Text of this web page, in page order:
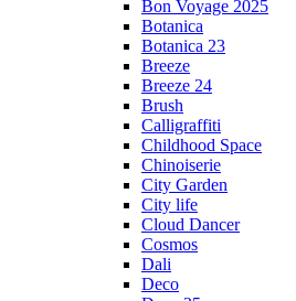
Bon Voyage 2025
Botanica
Botanica 23
Breeze
Breeze 24
Brush
Calligraffiti
Childhood Space
Chinoiserie
City Garden
City life
Cloud Dancer
Cosmos
Dali
Deco